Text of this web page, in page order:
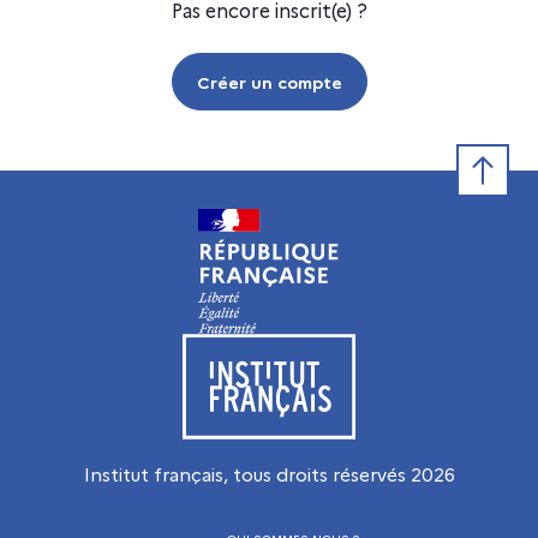
Pas encore inscrit(e) ?
Créer un compte
Visiter le site de l’Institut français
Institut français, tous droits réservés 2026